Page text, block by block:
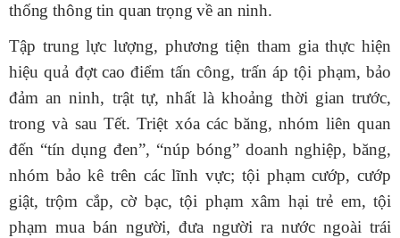
thống thông tin quan trọng về an ninh.
Tập trung lực lượng, phương tiện tham gia thực hiện
hiệu quả đợt cao điểm tấn công, trấn áp tội phạm, bảo
đảm an ninh, trật tự, nhất là khoảng thời gian trước,
trong và sau Tết.Triệt xóa các băng, nhóm liên quan
đến “tín dụng đen”, “núp bóng” doanh nghiệp, băng,
nhóm bảo kê trên các lĩnh vực; tội phạm cướp, cướp
giật, trộm cắp, cờ bạc, tội phạm xâm hại trẻ em, tội
phạm mua bán người, đưa người ra nước ngoài trái